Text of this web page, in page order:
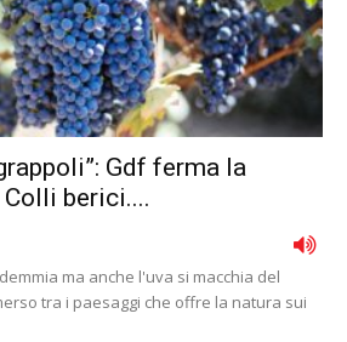
Gdf ferma la
berici....
ma anche l'uva si macchia del
tra i paesaggi che offre la natura sui